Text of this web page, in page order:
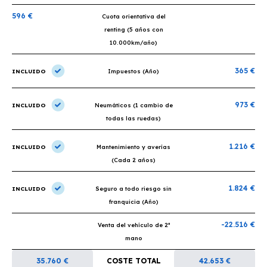
596 €
Cuota orientativa del
renting (5 años con
10.000km/año)
INCLUIDO Impuestos (Año) 365 €
INCLUIDO
Neumáticos (1 cambio de
todas las ruedas)
973 €
INCLUIDO
Mantenimiento y averías
(Cada 2 años)
1.216 €
INCLUIDO
Seguro a todo riesgo sin
franquicia (Año)
1.824 €
Venta del vehículo de 2ª
mano
-22.516 €
35.760 € COSTE TOTAL 42.653 €